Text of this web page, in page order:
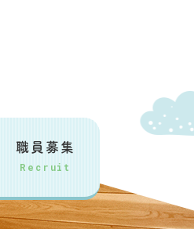
職員募集
Recruit